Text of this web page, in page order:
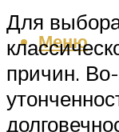
Меню
Для
причин.